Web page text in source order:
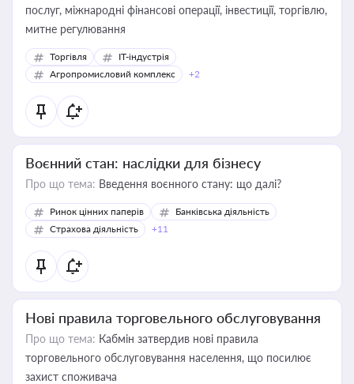
послуг, міжнародні фінансові операції, інвестиції, торгівлю,
митне регулювання
Торгівля
IT-індустрія
Агропромисловий комплекс
+2
Воєнний стан: наслідки для бізнесу
Про що тема: Введення воєнного стану: що далі?
Ринок цінних паперів
Банківська діяльність
Страхова діяльність
+11
Нові правила торговельного обслуговування
Про що тема: Кабмін затвердив нові правила
торговельного обслуговування населення, що посилює
захист споживача